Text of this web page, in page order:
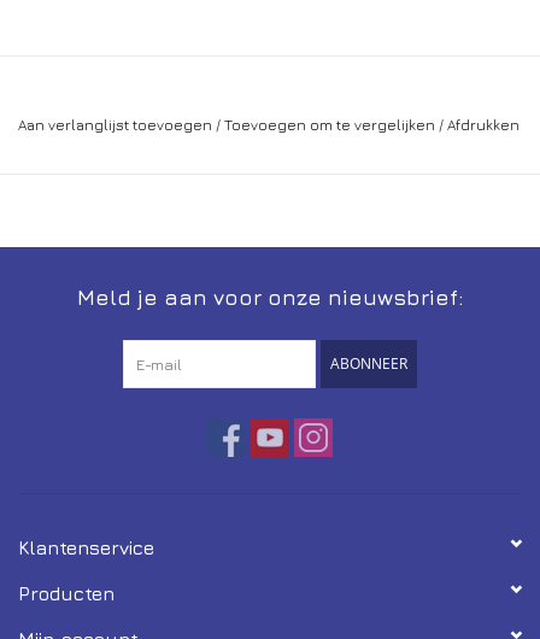
Aan verlanglijst toevoegen / Toevoegen om te vergelijken / Afdrukken
Meld je aan voor onze nieuwsbrief:
ABONNEER
Klantenservice
Producten